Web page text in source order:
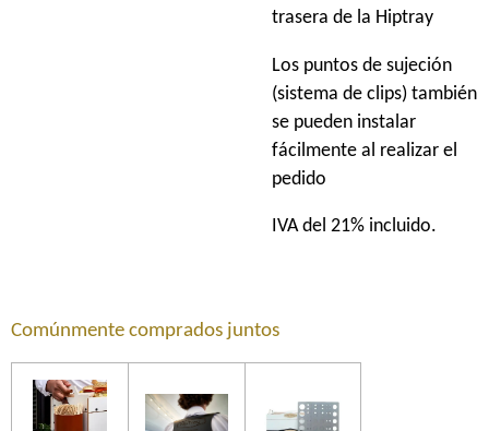
trasera de la Hiptray
Los puntos de sujeción
(sistema de clips) también
se pueden instalar
fácilmente al realizar el
pedido
IVA del 21% incluido.
Comúnmente comprados juntos